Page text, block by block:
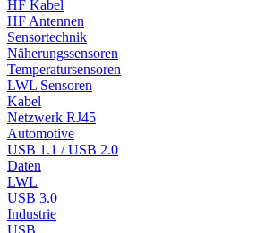
HF Kabel
HF Antennen
Sensortechnik
Näherungssensoren
Temperatursensoren
LWL Sensoren
Kabel
Netzwerk RJ45
Automotive
USB 1.1 / USB 2.0
Daten
LWL
USB 3.0
Industrie
USB